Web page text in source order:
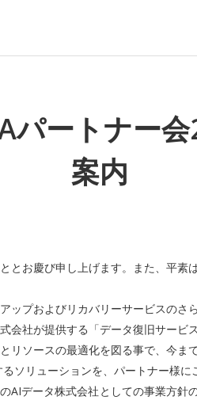
パートナー
案内
お慶び申し上げます。また、平素
ップおよびリカバリーサービスのさ
会社が提供する「データ復旧サービ
リソースの最適化を図る事で、今ま
ソリューションを、パートナー様に
AIデータ株式会社としての事業方針